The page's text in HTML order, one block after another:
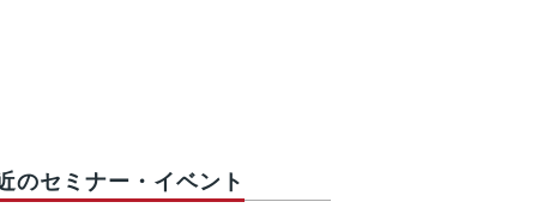
のセミナー・イベント